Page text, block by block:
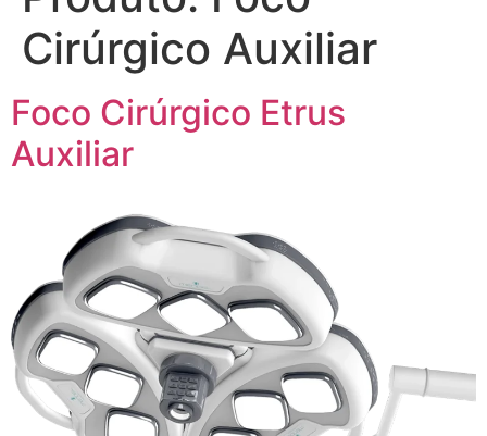
Cirúrgico Auxiliar
Foco Cirúrgico Etrus
Auxiliar